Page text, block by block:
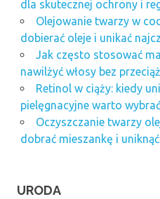
dla skutecznej ochrony i
Olejowanie twarzy w
dobierać oleje i unikać
Jak często stosować
nawilżyć włosy bez
Retinol w ciąży: kiedy
pielęgnacyjne warto wybrać
Oczyszczanie twarzy
dobrać mieszankę i
URODA